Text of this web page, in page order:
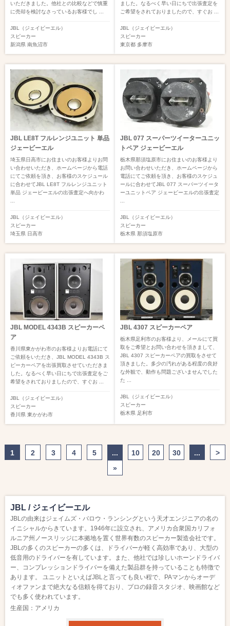
いただきました。他社との比較などで慎重
に売却を検討なさっているお客様でし ...
JBL（ジェイビーエル）
スピーカー
新潟県 南魚沼市
ました。なるべく早い日にちで出張査定を
ご希望をされておりましたので、すぐお ...
JBL（ジェイビーエル）
スピーカー
東京都 多摩市
JBL LE8T フルレンジユニット 単品
ジェービーエル
埼玉県日高市にお住まいのお客様よりお問
い合わせいただき、ホームページから電話
にてご依頼を頂き、お客様のスケジュール
に合わせてJBL LE8T フルレンジユニット
単品 ジェービーエルの出張査定へ向かわ
JBL（ジェイビーエル）
スピーカー
埼玉県 日高市
JBL 077 スーパーツイーターユニッ
トペア ジェービーエル
栃木県那須塩原市にお住まいのお客様より
お問い合わせいただき、ホームページから
電話にてご依頼を頂き、お客様のスケジュ
ールに合わせてJBL 077 スーパーツイータ
ーユニットペア ジェービーエルの出張査定
JBL（ジェイビーエル）
スピーカー
栃木県 那須塩原市
JBL MODEL 4343B スピーカーペ
ア
香川県東かがわ市のお客様よりお電話にて
ご依頼をいただき、JBL MODEL 4343B ス
ピーカーペアを出張買取させていただきま
した。なるべく早い日にちで出張査定をご
希望をされておりましたので、すぐお ...
JBL（ジェイビーエル）
スピーカー
香川県 東かがわ市
JBL 4307 スピーカーペア
栃木県足利市のお客様より、メールにて買
取をご希望とお問い合わせを頂きまして、
JBL 4307 スピーカーペアの買取をさせて
頂きました。多少の汚れがある程度の良好
な外観で、動作も問題ございませんでした
た ...
JBL（ジェイビーエル）
スピーカー
栃木県 足利市
1 2 3 4 5 ... 10 20 30 ...
>
»
JBL / ジェイビーエル
JBLの由来はジェイムズ・バロウ・ランシングという天才エンジニアの名の
イニシャルからきています。1946年に設立され、アメリカ合衆国カリフォ
ルニア州ノースリッジに本拠地を置く世界有数のスピーカー製造会社です。
JBLの多くのスピーカーの多くは、ドライバーが軽く高効率であり、大型の
低音用のドライバーを有しています。また、他社では珍しいホーンドライバ
ー、コンプレッションドライバーを備えた製品群を持っていることも特徴で
あります。 ユニットといえばJBLと言っても良い程で、PAマンからオーデ
ィオファンまで絶大なる信頼を得ており、プロの録音スタジオ、映画館など
でも多く使われています。
生産国：アメリカ